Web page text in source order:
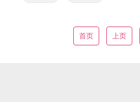
首页 上页